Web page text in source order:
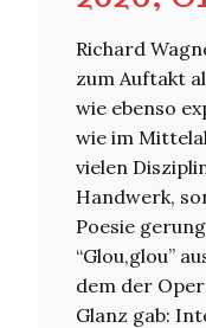
Richard
zum Auftakt
wie ebenso
wie im
vielen
Handwerk,
Poesie
“Glou,glou”
dem der
Glanz gab: